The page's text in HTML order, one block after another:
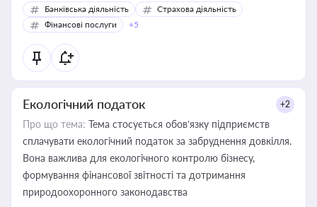
Банківська діяльність
Страхова діяльність
Фінансові послуги
+5
Екологічний податок +2
Про що тема: Тема стосується обов’язку підприємств
сплачувати екологічний податок за забруднення довкілля.
Вона важлива для екологічного контролю бізнесу,
формування фінансової звітності та дотримання
природоохоронного законодавства